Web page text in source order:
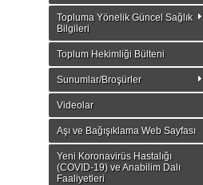
Topluma Yönelik Güncel Sağlık
Bilgileri
Toplum Hekimliği Bülteni
Sunumlar/Broşürler
Videolar
Aşı ve Bağışıklama Web Sayfası
Yeni Koronavirüs Hastalığı
(COVID-19) ve Anabilim Dalı
Faaliyetleri